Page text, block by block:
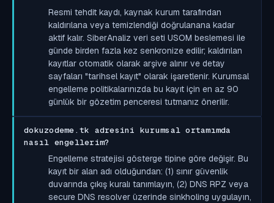
Resmi tehdit kaydı, kaynak kurum tarafından
kaldırılana veya temizlendiği doğrulanana kadar
aktif kalır. SiberAnaliz veri seti USOM beslemesi ile
günde birden fazla kez senkronize edilir; kaldırılan
kayıtlar otomatik olarak arşive alınır ve detay
sayfaları "tarihsel kayıt" olarak işaretlenir. Kurumsal
engelleme politikalarınızda bu kayıt için en az 90
günlük bir gözetim penceresi tutmanız önerilir.
dokuzodeme.tk adresini kurumsal ortamımda
nasıl engellerim?
Engelleme stratejisi gösterge tipine göre değişir. Bu
kayıt bir alan adı olduğundan: (1) sınır güvenlik
duvarında çıkış kuralı tanımlayın, (2) DNS RPZ veya
secure DNS resolver üzerinde sinkholing uygulayın,